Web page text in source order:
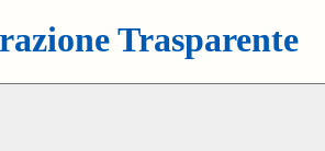
Trasparente